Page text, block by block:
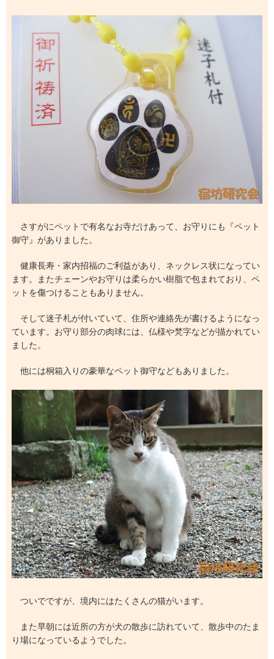
さすがにペットで有名なお寺だけあって、お守りにも『ペット
御守』がありました。
健康長寿・家内招福のご利益があり、ネックレス状になってい
ます。またチェーンやお守りは柔らかい樹脂で包まれており、ペ
ットを傷つけることもありません。
そして迷子札が付いていて、住所や連絡先が書けるようになっ
ています。お守り部分の肉球には、仏様や梵字などが描かれてい
ました。
他には桐箱入りの豪華なペット御守などもありました。
ついでですが、境内にはたくさんの猫がいます。
また早朝には近所の方が犬の散歩に訪れていて、散歩中のたま
り場になっているようでした。